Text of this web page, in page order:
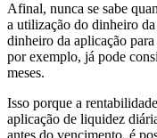
Afinal, nunca se sabe
a utilização do dinheiro da
dinheiro da aplicação
por exemplo, já pode
meses.
Isso porque a
aplicação de liquidez
antes do vencimento, é